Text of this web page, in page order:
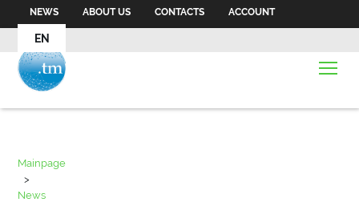
NEWS ABOUT US CONTACTS ACCOUNT
EN
Mainpage
>
News